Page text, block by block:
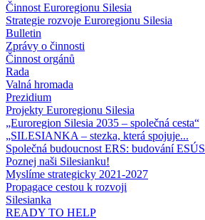
Činnost Euroregionu Silesia
Strategie rozvoje Euroregionu Silesia
Bulletin
Zprávy o činnosti
Činnost orgánů
Rada
Valná hromada
Prezidium
Projekty Euroregionu Silesia
„Euroregion Silesia 2035 – společná cesta“
„SILESIANKA – stezka, která spojuje...
Společná budoucnost ERS: budování ESÚS
Poznej naši Silesianku!
Myslíme strategicky 2021-2027
Propagace cestou k rozvoji
Silesianka
READY TO HELP